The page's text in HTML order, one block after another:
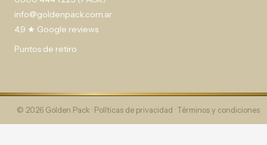
info@goldenpack.com.ar
4,9 ★ Google reviews
Puntos de retiro
© 2026 Golden Pack · Políticas de privacidad · Términos y condiciones